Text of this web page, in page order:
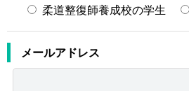
柔道整復師養成校の学生
メールアドレス